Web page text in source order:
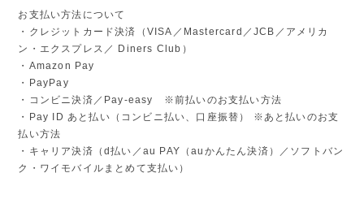
お支払い方法について
・クレジットカード決済（VISA／Mastercard／JCB／アメリカ
ン・エクスプレス／ Diners Club）
・Amazon Pay
・PayPay
・コンビニ決済／Pay-easy ※前払いのお支払い方法
・Pay ID あと払い（コンビニ払い、口座振替） ※あと払いのお支
払い方法
・キャリア決済（d払い／au PAY（auかんたん決済）／ソフトバン
ク・ワイモバイルまとめて支払い）